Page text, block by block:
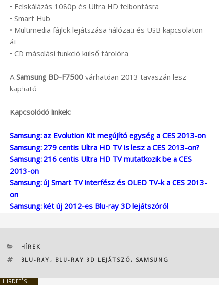
• Felskálázás 1080p és Ultra HD felbontásra
• Smart Hub
• Multimedia fájlok lejátszása hálózati és USB kapcsolaton
át
• CD másolási funkció külső tárolóra
A Samsung BD-F7500 várhatóan 2013 tavaszán lesz
kapható
Kapcsolódó linkek:
Samsung: az Evolution Kit megújító egység a CES 2013-on
Samsung: 279 centis Ultra HD TV is lesz a CES 2013-on?
Samsung: 216 centis Ultra HD TV mutatkozik be a CES
2013-on
Samsung: új Smart TV interfész és OLED TV-k a CES 2013-
on
Samsung: két új 2012-es Blu-ray 3D lejátszóról
KATEGÓRIÁK
HÍREK
CÍMKÉK
BLU-RAY , BLU-RAY 3D LEJÁTSZÓ , SAMSUNG
HIRDETÉS